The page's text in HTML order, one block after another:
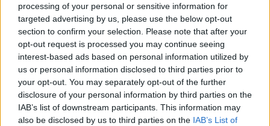
processing of your personal or sensitive information for
targeted advertising by us, please use the below opt-out
section to confirm your selection. Please note that after your
opt-out request is processed you may continue seeing
interest-based ads based on personal information utilized by
us or personal information disclosed to third parties prior to
your opt-out. You may separately opt-out of the further
disclosure of your personal information by third parties on the
IAB’s list of downstream participants. This information may
also be disclosed by us to third parties on the IAB’s List of